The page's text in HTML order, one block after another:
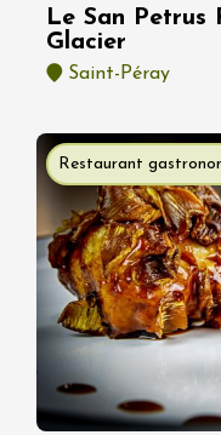
Le San Petrus
Glacier
Saint-Péray
Restaurant